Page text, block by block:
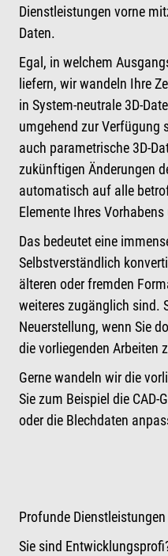
Dienstleistungen vorne
Daten.
Egal, in welchem
liefern, wir wandeln Ihre
in System-neutrale 3D-
umgehend zur Verfügung
auch parametrische 3D-
zukünftigen Änderungen
automatisch auf alle
Elemente Ihres
Das bedeutet eine
Selbstverständlich
älteren oder fremden
weiteres zugänglich sind.
Neuerstellung, wenn Sie
die vorliegenden Arbeiten
Gerne wandeln wir die
Sie zum Beispiel die
oder die Blechdaten
Profunde
Sie sind